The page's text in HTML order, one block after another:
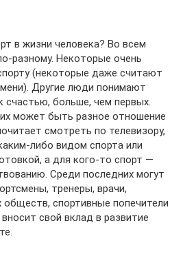
в жизни человека? Во всем
разному. Некоторые очень
(некоторые даже считают
Другие люди понимают
счастью, больше, чем первых.
может быть разное отношение
смотреть по телевизору,
либо видом спорта или
а для кого-то спорт —
Среди последних могут
тренеры, врачи,
спортивные попечители
свой вклад в развитие